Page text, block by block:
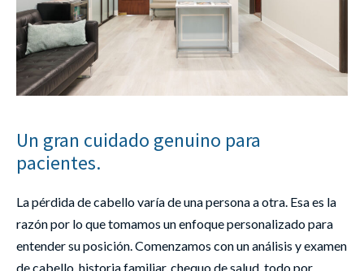
Un gran cuidado genuino para
pacientes.
La pérdida de cabello varía de una persona a otra. Esa es la
razón por lo que tomamos un enfoque personalizado para
entender su posición. Comenzamos con un análisis y examen
de cabello, historia familiar, chequo de salud, todo por